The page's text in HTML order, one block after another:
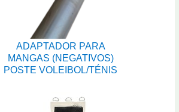
ADAPTADOR PARA
MANGAS (NEGATIVOS)
POSTE VOLEIBOL/TÉNIS